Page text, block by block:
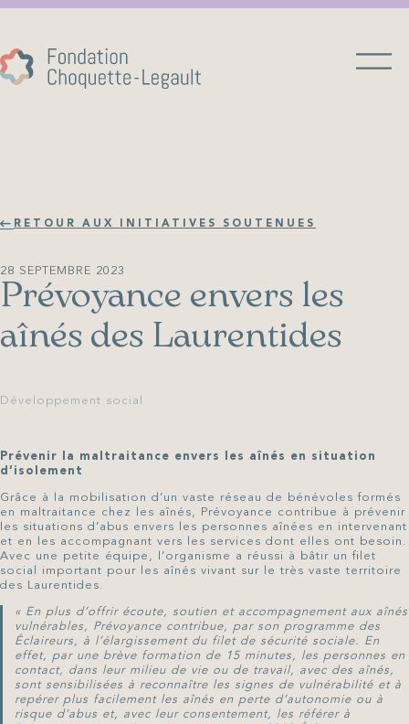
RETOUR AUX INITIATIVES SOUTENUES
28 SEPTEMBRE 2023
Prévoyance envers les
aînés des Laurentides
Développement social
Prévenir la maltraitance envers les aînés en situation
d’isolement
Grâce à la mobilisation d’un vaste réseau de bénévoles formés
en maltraitance chez les aînés, Prévoyance contribue à prévenir
les situations d’abus envers les personnes aînées en intervenant
et en les accompagnant vers les services dont elles ont besoin.
Avec une petite équipe, l’organisme a réussi à bâtir un filet
social important pour les aînés vivant sur le très vaste territoire
des Laurentides.
« En plus d’offrir écoute, soutien et accompagnement aux aînés
vulnérables, Prévoyance contribue, par son programme des
Éclaireurs, à l’élargissement du filet de sécurité sociale. En
effet, par une brève formation de 15 minutes, les personnes en
contact, dans leur milieu de vie ou de travail, avec des aînés,
sont sensibilisées à reconnaître les signes de vulnérabilité et à
repérer plus facilement les aînés en perte d’autonomie ou à
risque d’abus et, avec leur consentement, les référer à